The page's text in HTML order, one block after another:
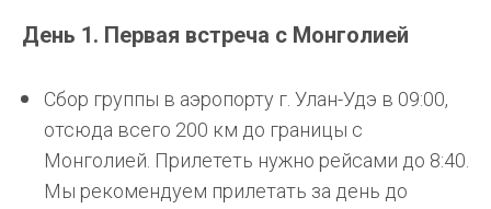
День 1. Первая встреча с Монголией
Сбор группы в аэропорту г. Улан-Удэ в 09:00,
отсюда всего 200 км до границы с
Монголией. Прилететь нужно рейсами до 8:40.
Мы рекомендуем прилетать за день до